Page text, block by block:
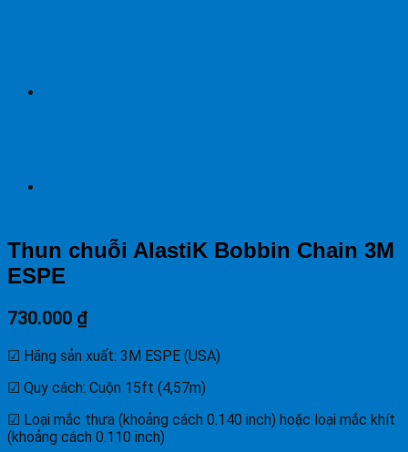
Thun chuỗi AlastiK Bobbin Chain 3M
ESPE
730.000 ₫
☑ Hãng sản xuất: 3M ESPE (USA)
☑ Quy cách: Cuộn 15ft (4,57m)
☑ Loại mắc thưa (khoảng cách 0.140 inch) hoặc loại mắc khít
(khoảng cách 0.110 inch)